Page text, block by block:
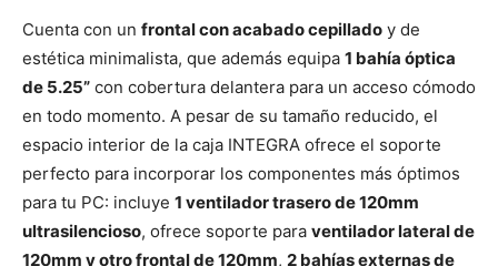
Cuenta con un frontal con acabado cepillado y de
estética minimalista, que además equipa 1 bahía óptica
de 5.25” con cobertura delantera para un acceso cómodo
en todo momento. A pesar de su tamaño reducido, el
espacio interior de la caja INTEGRA ofrece el soporte
perfecto para incorporar los componentes más óptimos
para tu PC: incluye 1 ventilador trasero de 120mm
ultrasilencioso, ofrece soporte para ventilador lateral de
120mm y otro frontal de 120mm, 2 bahías externas de